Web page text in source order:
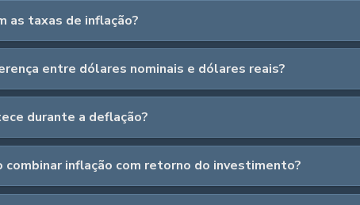
as taxas de inflação?
entre dólares nominais e dólares reais?
durante a deflação?
combinar inflação com retorno do investimento?